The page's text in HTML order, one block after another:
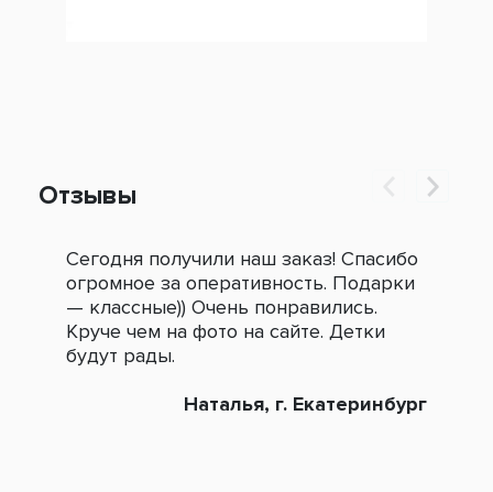
Отзывы
Сегодня получили наш заказ! Спасибо
огромное за оперативность. Подарки
— классные)) Очень понравились.
Круче чем на фото на сайте. Детки
будут рады.
Наталья, г. Екатеринбург